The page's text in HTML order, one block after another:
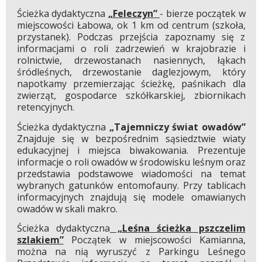
Ścieżka dydaktyczna „Feleczyn” - bierze początek w
miejscowości Łabowa, ok 1 km od centrum (szkoła,
przystanek). Podczas przejścia zapoznamy się z
informacjami o roli zadrzewień w krajobrazie i
rolnictwie, drzewostanach nasiennych, łąkach
śródleśnych, drzewostanie daglezjowym, który
napotkamy przemierzając ścieżkę, paśnikach dla
zwierząt, gospodarce szkółkarskiej, zbiornikach
retencyjnych.
Ścieżka dydaktyczna „Tajemniczy świat owadów”
Znajduje się w bezpośrednim sąsiedztwie wiaty
edukacyjnej i miejsca biwakowania. Prezentuje
informacje o roli owadów w środowisku leśnym oraz
przedstawia podstawowe wiadomości na temat
wybranych gatunków entomofauny. Przy tablicach
informacyjnych znajdują się modele omawianych
owadów w skali makro.
Ścieżka dydaktyczna „Leśna ścieżka pszczelim
szlakiem”Początek w miejscowości Kamianna,
można na nią wyruszyć z Parkingu Leśnego